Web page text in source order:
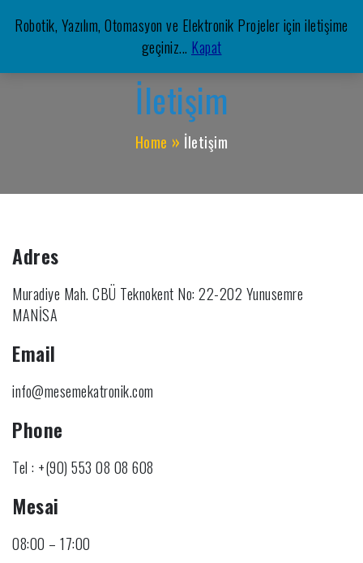
Meşe Mekatronik Yazılım
Otomasyon, Robotik, Yazılım, Elektronik, Mekatronik,
İletişim
Home İletişim
Adres
Muradiye Mah. CBÜ Teknokent No: 22-202 Yunusemre
MANİSA
Email
info@mesemekatronik.com
Phone
Tel : +(90) 553 08 08 608
Mesai
08:00 – 17:00
Robotik, Yazılım, Otomasyon ve Elektronik Projeler için iletişime
geçiniz... Kapat